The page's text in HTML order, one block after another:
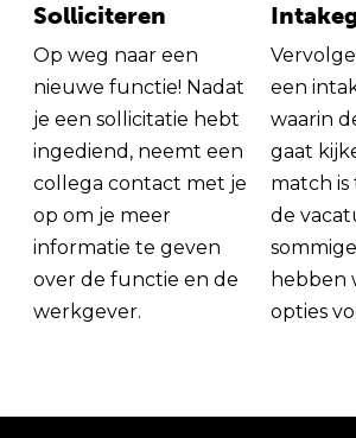
Solliciteren
Op weg naar een
nieuwe functie! Nadat
je een sollicitatie hebt
ingediend, neemt een
collega contact met je
op om je meer
informatie te geven
over de functie en de
werkgever.
een
waarin
gaat
match is
de
hebben
opties